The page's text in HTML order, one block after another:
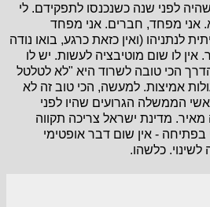
לפני שנה כשנכנסו לתפקידם. לי
אני מפחד, חברים. אני מפחד
לנתניהו (ואין כזאת כרגע, בואו נודה
לו שום מוטיבציה לעשות. יש לו
הכי טובה לשרוד היא "לא לטלטל
אמיצות. למעשה, הכי טוב זה לא
הממשלה הגרועים שהיו לפני
מאיר. מדינת ישראל צריכה תקווה
בפתיחה - אין שום דבר אופטימי
לשינוי. כלשהו.